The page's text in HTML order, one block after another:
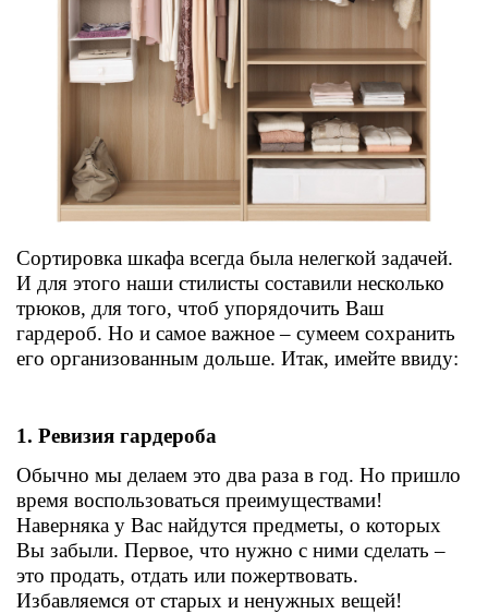
Сортировка шкафа всегда была нелегкой задачей.
И для этого наши стилисты составили несколько
трюков, для того, чтоб упорядочить Ваш
гардероб. Но и самое важное – сумеем сохранить
его организованным дольше. Итак, имейте ввиду:
1. Ревизия гардероба
Обычно мы делаем это два раза в год. Но пришло
время воспользоваться преимуществами!
Наверняка у Вас найдутся предметы, о которых
Вы забыли. Первое, что нужно с ними сделать –
это продать, отдать или пожертвовать.
Избавляемся от старых и ненужных вещей!